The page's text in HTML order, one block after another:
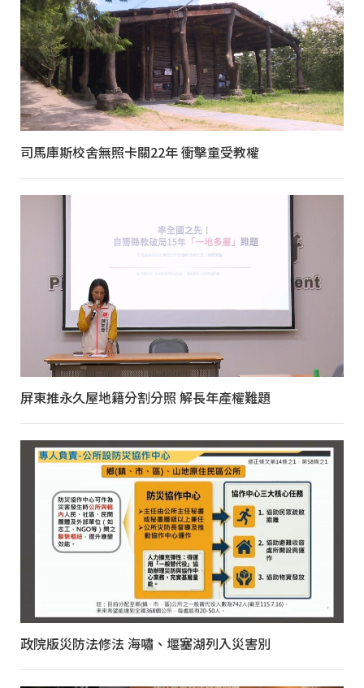
司馬庫斯校舍無照卡關22年 衝擊童受教權
屏東推永久屋地籍分割分照 解長年產權難題
政院版災防法修法 海嘯、堰塞湖列入災害別